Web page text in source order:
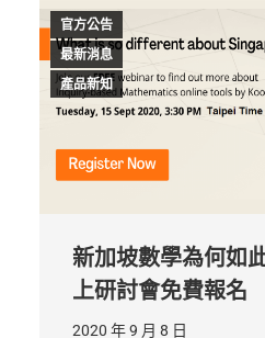
官方公告
最新消息
產品新知
新加坡數學為何如
上研討會免費報名
2020 年 9 月 8 日